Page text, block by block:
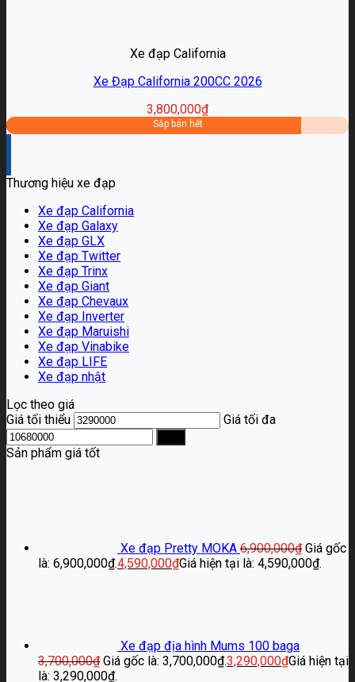
Xe đạp California
Xe Đạp California 200CC 2026
3,800,000₫
Sắp bán hết
Thương hiệu xe đạp
Xe đạp California
Xe đạp Galaxy
Xe đạp GLX
Xe đạp Twitter
Xe đạp Trinx
Xe đạp Giant
Xe đạp Chevaux
Xe đạp Inverter
Xe đạp Maruishi
Xe đạp Vinabike
Xe đạp LIFE
Xe đạp nhật
Lọc theo giá
Giá tối thiểu
Giá tối đa
Sản phẩm giá tốt
Xe đạp Pretty MOKA 6,900,000₫ Giá gốc
là: 6,900,000₫.4,590,000₫Giá hiện tại là: 4,590,000₫.
Xe đạp địa hình Mums 100 baga
3,700,000₫ Giá gốc là: 3,700,000₫.3,290,000₫Giá hiện tại
là: 3,290,000₫.